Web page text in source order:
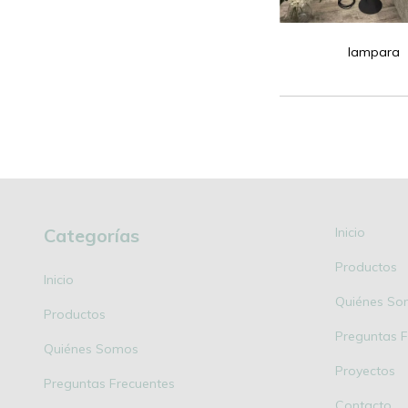
lampara
Categorías
Inicio
Productos
Quiénes Somos
Preguntas Frecuentes
Inicio
Productos
Quiénes
Preguntas
Proyectos